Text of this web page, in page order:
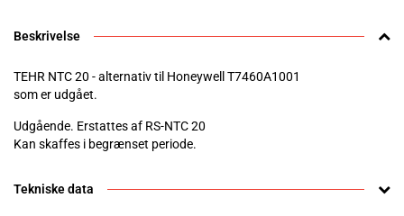
Beskrivelse
TEHR NTC 20 - alternativ til Honeywell T7460A1001
som er udgået.
Udgående. Erstattes af RS-NTC 20
Kan skaffes i begrænset periode.
Tekniske data